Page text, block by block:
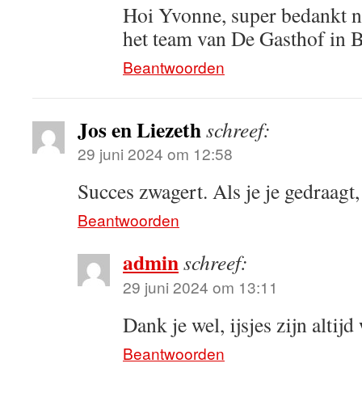
Hoi Yvonne, super bedankt
het team van De Gasthof in
Beantwoorden
Jos en Liezethschreef:
29 juni 2024 om 12:58
Succes zwagert. Als je je
Beantwoorden
adminschreef:
29 juni 2024 om 13:11
Dank je wel, ijsjes zijn
Beantwoorden